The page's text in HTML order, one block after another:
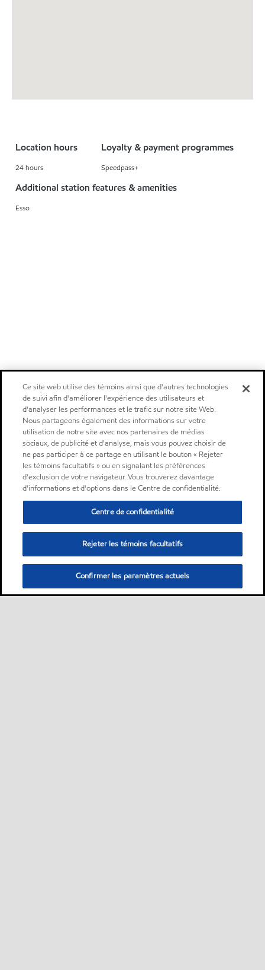
Location hours
24 hours
Loyalty & payment programmes
Speedpass+
Additional station features & amenities
Esso
Ce site web utilise des témoins ainsi que d'autres technologies
de suivi afin d'améliorer l'expérience des utilisateurs et
d'analyser les performances et le trafic sur notre site Web.
Nous partageons également des informations sur votre
utilisation de notre site avec nos partenaires de médias
sociaux, de publicité et d'analyse, mais vous pouvez choisir de
ne pas participer à ce partage en utilisant le bouton « Rejeter
les témoins facultatifs » ou en signalant les préférences
d'exclusion de votre navigateur. Vous trouverez davantage
d'informations et d'options dans le Centre de confidentialité.
Centre de confidentialité
Rejeter les témoins facultatifs
Confirmer les paramètres actuels